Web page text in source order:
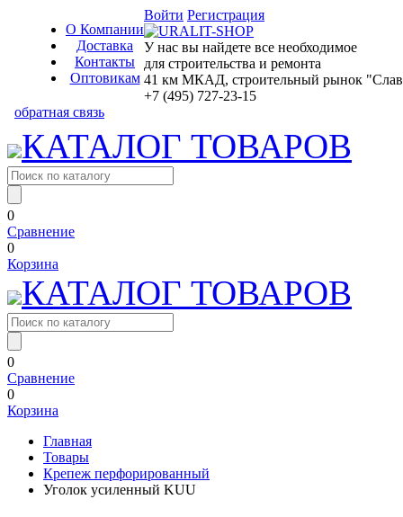
О Компании
Доставка
Контакты
Оптовикам
Войти Регистрация
У нас вы найдете все необходимое
для строительства и ремонта
41 км МКАД, строительный рынок
+7 (495) 727-23-15
обратная связь
КАТАЛОГ ТОВАРОВ
0
Сравнение
0
Корзина
КАТАЛОГ ТОВАРОВ
0
Сравнение
0
Корзина
Главная
Товары
Крепеж перфорированный
Уголок усиленный KUU